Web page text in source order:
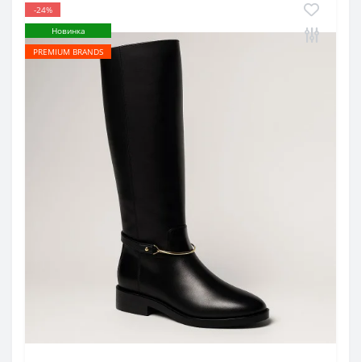
-24%
Новинка
PREMIUM BRANDS